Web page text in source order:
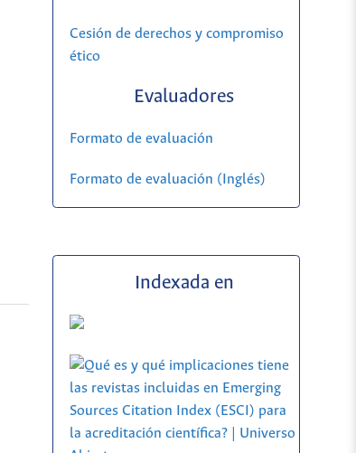
Cesión de derechos y compromiso
ético
Evaluadores
Formato de evaluación
Formato de evaluación (Inglés)
Indexada en